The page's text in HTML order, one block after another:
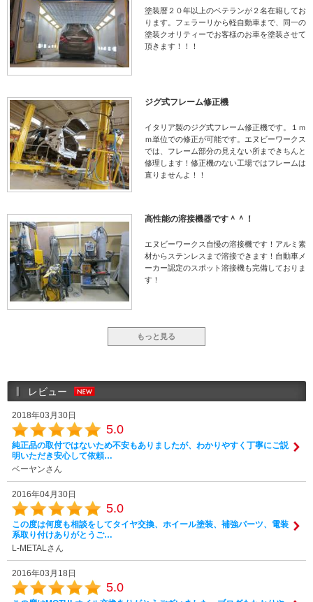
塗装暦２０年以上のベテランが２名在籍してお
ります。フェラーリから軽自動車まで、同一の
塗装クオリティーでお客様のお車を塗装させて
頂きます！！！
ジグ式フレーム修正機
イタリア製のジグ式フレーム修正機です。１ｍ
ｍ単位での修正が可能です。エヌビーワークス
では、フレーム部分の見えない所まできちんと
修理します！修正機のない工場ではフレームは
直りませんよ！！
高性能の溶接機器です＾＾！
エヌビーワークス自慢の溶接機です！アルミ素
材からステンレスまで溶接できます！自動車メ
ーカー認定のスポット溶接機も完備しておりま
す！
もっと見る
レビュー
2018年03月30日
5.0
純正品の取付ではないため不安もありましたが、わかりやすく丁寧にご説
明いただき安心して依頼…
ベーヤンさん
2016年04月30日
5.0
この度は何度も相談をしてタイヤ交換、ホイール塗装、補強パーツ、電装
系取り付けありがとうご…
L-METALさん
2016年03月18日
5.0